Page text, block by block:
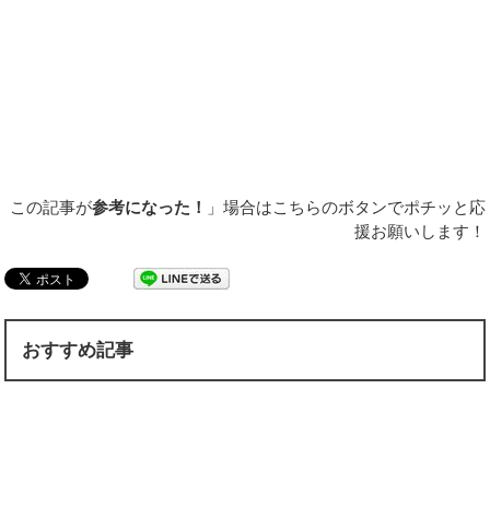
この記事が参考になった！
」場合はこちらのボタンでポチッと応
援お願いします！
おすすめ記事